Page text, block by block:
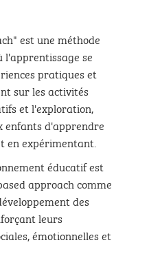
est une méthode
l'apprentissage se
pratiques et
sur les activités
et l'exploration,
enfants d'apprendre
en expérimentant.
éducatif est
approach comme
des
leurs
émotionnelles et